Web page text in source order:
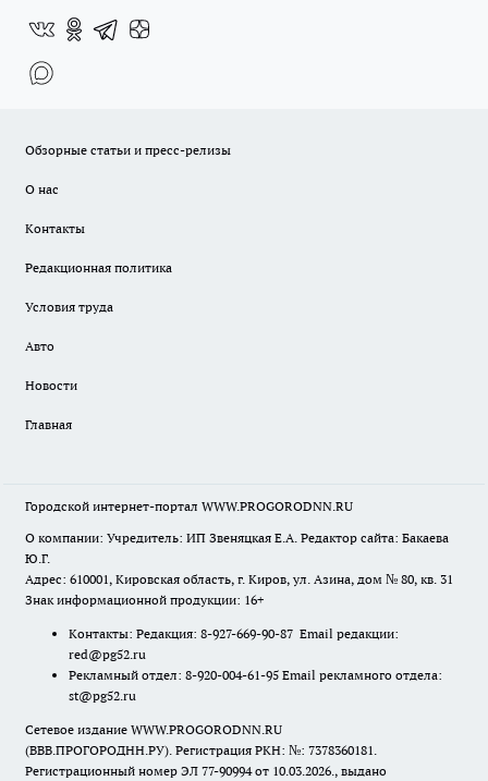
Обзорные статьи и пресс-релизы
О нас
Контакты
Редакционная политика
Условия труда
Авто
Новости
Главная
Городской интернет-портал WWW.PROGORODNN.RU
О компании: Учредитель: ИП Звеняцкая Е.А. Редактор сайта: Бакаева
Ю.Г.
Адрес: 610001, Кировская область, г. Киров, ул. Азина, дом № 80, кв. 31
Знак информационной продукции: 16+
Контакты: Редакция: 8-927-669-90-87 Email редакции:
red@pg52.ru
Рекламный отдел: 8-920-004-61-95 Email рекламного отдела:
st@pg52.ru
Сетевое издание WWW.PROGORODNN.RU
(ВВВ.ПРОГОРОДНН.РУ). Регистрация РКН: №: 7378360181.
Регистрационный номер ЭЛ 77-90994 от 10.03.2026., выдано